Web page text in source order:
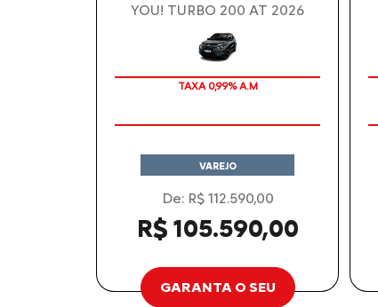
YOU! TURBO 200 AT 2026
OPORTUNIDADE
VAREJO
De: R$ 112.590,00
R$ 105.590,00
GARANTA O SEU